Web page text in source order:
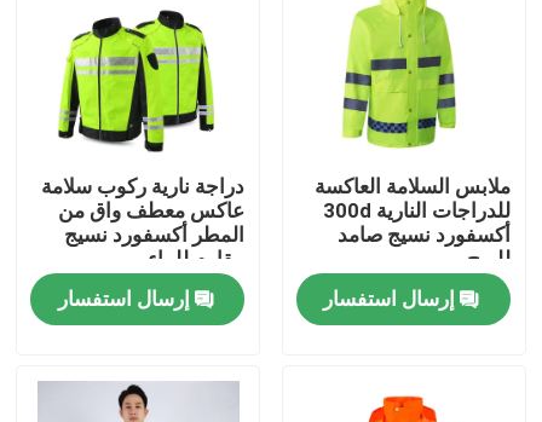
منتجات
معلومات عنا
ملابس السلامة العاكسة
للدراجات النارية 300d
أكسفورد نسيج صامد
للريح
إرسال استفسار
دراجة نارية ركوب سلامة
عاكس معطف واق من
المطر أكسفورد نسيج
مقاوم للماء
إرسال استفسار